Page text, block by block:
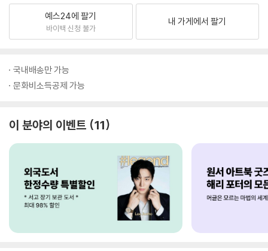
예스24에 팔기
바이백 신청 불가
내 가게에서 팔기
국내배송만 가능
문화비소득공제 가능
이 분야의 이벤트 11